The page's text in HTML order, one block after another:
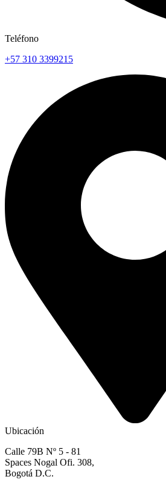
Teléfono
+57 310 3399215
Ubicación
Calle 79B Nº 5 - 81
Spaces Nogal Ofi. 308,
Bogotá D.C.